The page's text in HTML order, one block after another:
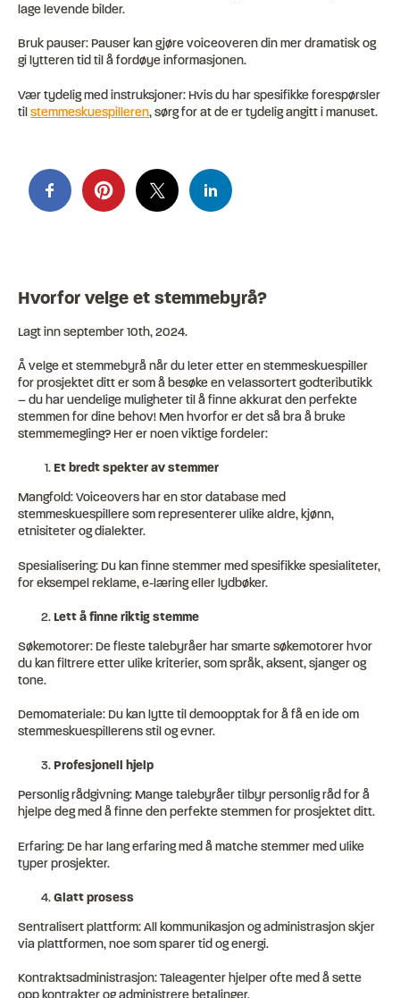
lage levende bilder.
Bruk pauser: Pauser kan gjøre voiceoveren din mer dramatisk og
gi lytteren tid til å fordøye informasjonen.
Vær tydelig med instruksjoner: Hvis du har spesifikke forespørsler
tilstemmeskuespilleren, sørg for at de er tydelig angitt i manuset.
Hvorfor velge et stemmebyrå?
Lagt innseptember 10th, 2024.
Å velge et stemmebyrå når du leter etter en stemmeskuespiller
for prosjektet ditt er som å besøke en velassortert godteributikk
– du har uendelige muligheter til å finne akkurat den perfekte
stemmen for dine behov! Men hvorfor er det så bra å bruke
stemmemegling? Her er noen viktige fordeler:
Et bredt spekter av stemmer
Mangfold: Voiceovers har en stor database med
stemmeskuespillere som representerer ulike aldre, kjønn,
etnisiteter og dialekter.
Spesialisering: Du kan finne stemmer med spesifikke spesialiteter,
for eksempel reklame, e-læring eller lydbøker.
Lett å finne riktig stemme
Søkemotorer: De fleste talebyråer har smarte søkemotorer hvor
du kan filtrere etter ulike kriterier, som språk, aksent, sjanger og
tone.
Demomateriale: Du kan lytte til demoopptak for å få en ide om
stemmeskuespillerens stil og evner.
Profesjonell hjelp
Personlig rådgivning: Mange talebyråer tilbyr personlig råd for å
hjelpe deg med å finne den perfekte stemmen for prosjektet ditt.
Erfaring: De har lang erfaring med å matche stemmer med ulike
typer prosjekter.
Glatt prosess
Sentralisert plattform: All kommunikasjon og administrasjon skjer
via plattformen, noe som sparer tid og energi.
Kontraktsadministrasjon: Taleagenter hjelper ofte med å sette